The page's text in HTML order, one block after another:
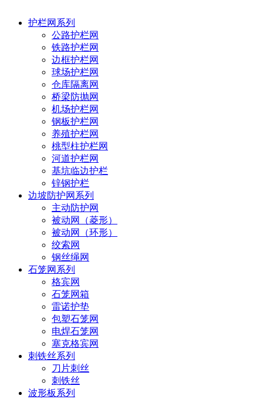
护栏网系列
公路护栏网
铁路护栏网
边框护栏网
球场护栏网
仓库隔离网
桥梁防抛网
机场护栏网
钢板护栏网
养殖护栏网
桃型柱护栏网
河道护栏网
基坑临边护栏
锌钢护栏
边坡防护网系列
主动防护网
被动网（菱形）
被动网（环形）
绞索网
钢丝绳网
石笼网系列
格宾网
石笼网箱
雷诺护垫
包塑石笼网
电焊石笼网
塞克格宾网
刺铁丝系列
刀片刺丝
刺铁丝
波形板系列